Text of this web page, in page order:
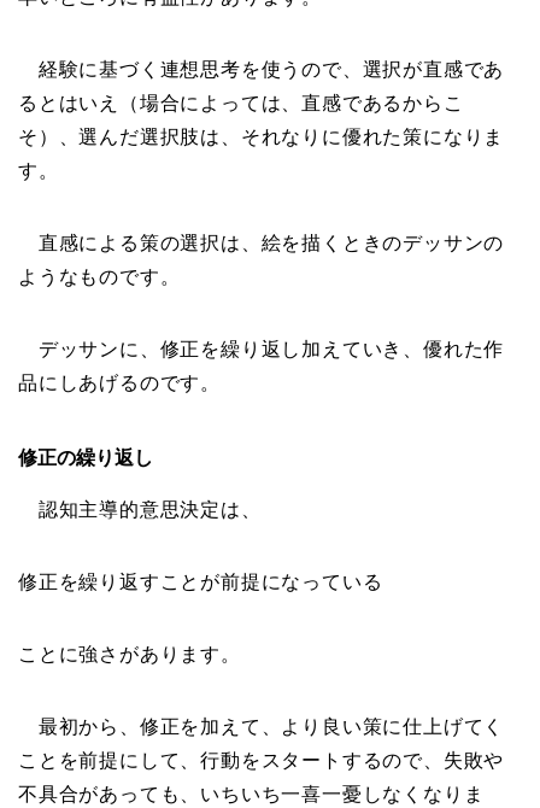
経験に基づく連想思考を使うので、選択が直感であ
るとはいえ（場合によっては、直感であるからこ
そ）、選んだ選択肢は、それなりに優れた策になりま
す。
直感による策の選択は、絵を描くときのデッサンの
ようなものです。
デッサンに、修正を繰り返し加えていき、優れた作
品にしあげるのです。
修正の繰り返し
認知主導的意思決定は、
修正を繰り返すことが前提になっている
ことに強さがあります。
最初から、修正を加えて、より良い策に仕上げてく
ことを前提にして、行動をスタートするので、失敗や
不具合があっても、いちいち一喜一憂しなくなりま